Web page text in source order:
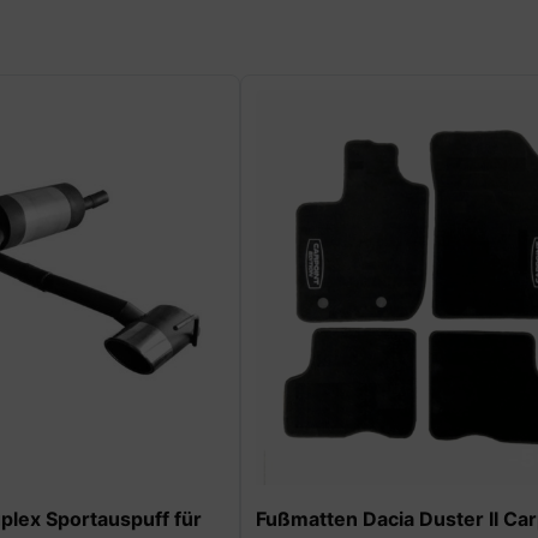
Duster II Carpoint
Isothermische Trinkflasche